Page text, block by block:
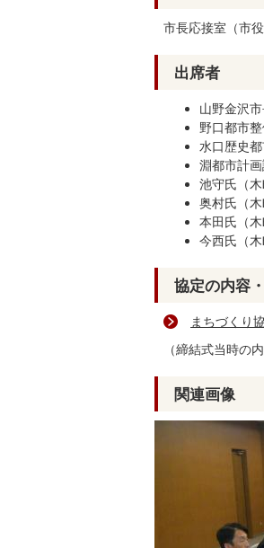
市長応接室（市役
出席者
山野金沢
野口都市
水口歴史
淵都市計
池守氏（
奥村氏（
本田氏（
今西氏（
協定の内容
まちづくり
（締結式当時の
関連画像